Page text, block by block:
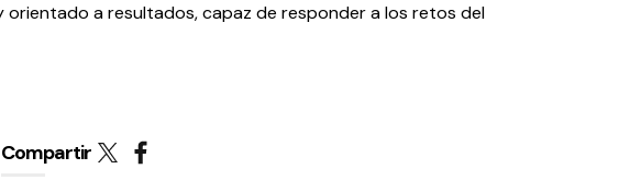
a resultados, capaz de responder a los retos del
Compartir